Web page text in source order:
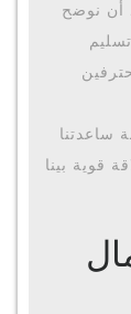
أن نوضح
أهم 5 طرق فعالة ساعدتنا
قوية بينا